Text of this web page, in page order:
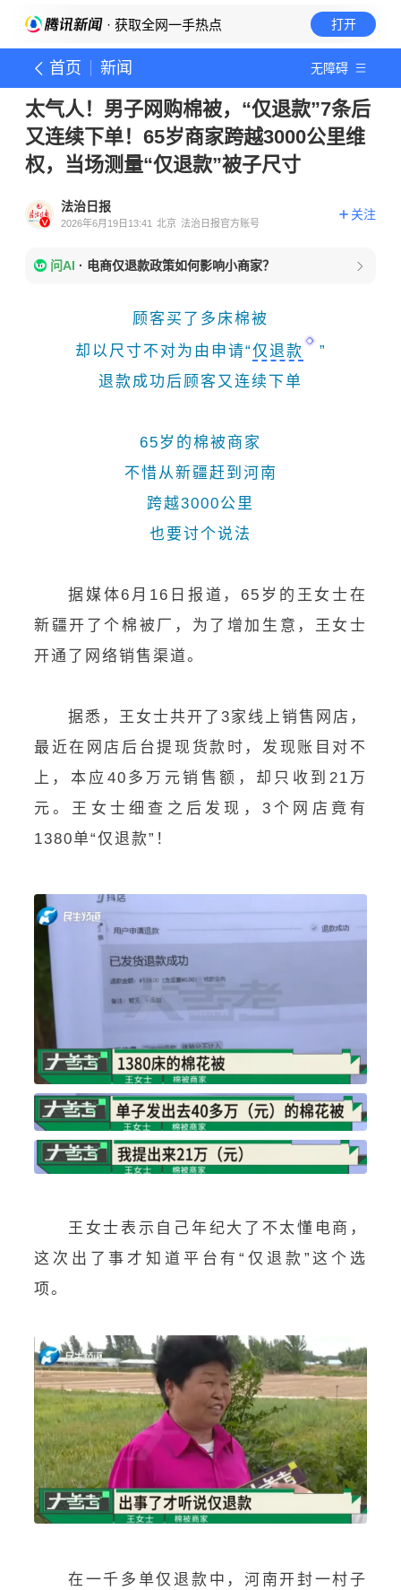
· 获取全网一手热点 打开
首页 新闻 无障碍
太气人！男子网购棉被，“仅退款”7条后
又连续下单！65岁商家跨越3000公里维
权，当场测量“仅退款”被子尺寸
法治日报
2026年6月19日13:41 北京 法治日报官方账号
关注
问AI · 电商仅退款政策如何影响小商家？
顾客买了多床棉被
却以尺寸不对为由申请“仅退款
”
退款成功后顾客又连续下单
65岁的棉被商家
不惜从新疆赶到河南
跨越3000公里
也要讨个说法
据媒体6月16日报道，65岁的王女士在
新疆开了个棉被厂，为了增加生意，王女士
开通了网络销售渠道。
据悉，王女士共开了3家线上销售网店，
最近在网店后台提现货款时，发现账目对不
上，本应40多万元销售额，却只收到21万
元。王女士细查之后发现，3个网店竟有
1380单“仅退款”！
王女士表示自己年纪大了不太懂电商，
这次出了事才知道平台有“仅退款”这个选
项。
在一千多单仅退款中，河南开封一村子